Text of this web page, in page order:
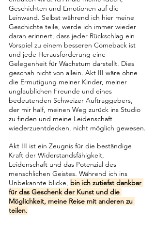
Geschichten und Emotionen auf die
Leinwand. Selbst während ich hier meine
Geschichte teile, werde ich immer wieder
daran erinnert, dass jeder Rückschlag ein
Vorspiel zu einem besseren Comeback ist
und jede Herausforderung eine
Gelegenheit für Wachstum darstellt. Dies
geschah nicht von allein. Akt III wäre ohne
die Ermutigung meiner Kinder, meiner
unglaublichen Freunde und eines
bedeutenden Schweizer Auftraggebers,
der mir half, meinen Weg zurück ins Studio
zu finden und meine Leidenschaft
wiederzuentdecken, nicht möglich gewesen.
Akt III ist ein Zeugnis für die beständige
Kraft der Widerstandsfähigkeit,
Leidenschaft und das Potenzial des
menschlichen Geistes. Während ich ins
Unbekannte blicke, bin ich zutiefst dankbar
für das Geschenk der Kunst und die
Möglichkeit, meine Reise mit anderen zu
teilen.